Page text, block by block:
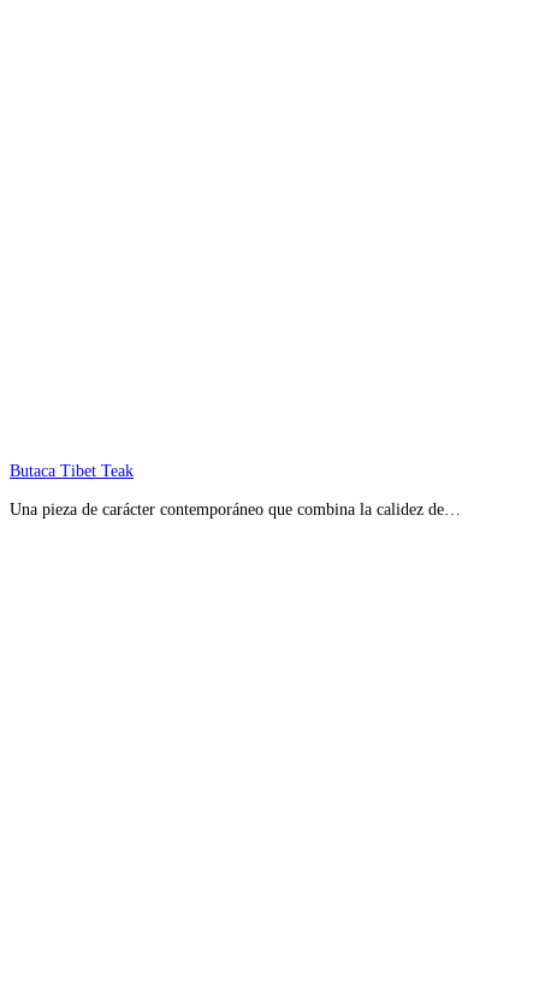
Butaca Tibet Teak
Una pieza de carácter contemporáneo que combina la calidez de…